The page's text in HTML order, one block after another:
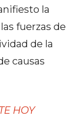
la
fuerzas de
de la
causas
HOY